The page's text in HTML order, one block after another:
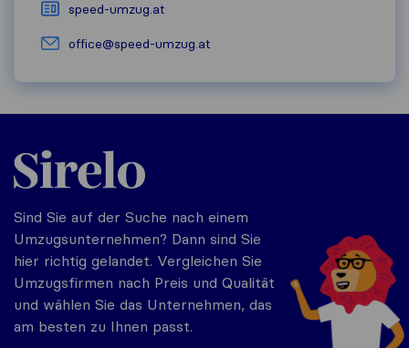
speed-umzug.at
office@speed-umzug.at
Sirelo.at
Sind Sie auf der Suche nach einem
Umzugsunternehmen? Dann sind Sie
hier richtig gelandet. Vergleichen Sie
Umzugsfirmen nach Preis und Qualität
und wählen Sie das Unternehmen, das
am besten zu Ihnen passt.